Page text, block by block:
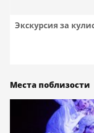
Экскурсия за
Места поблизости